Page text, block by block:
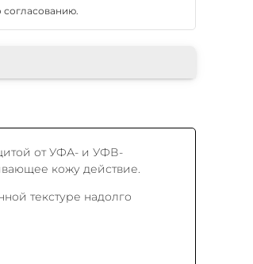
от УФА- и УФВ-
кожу действие.
текстуре надолго